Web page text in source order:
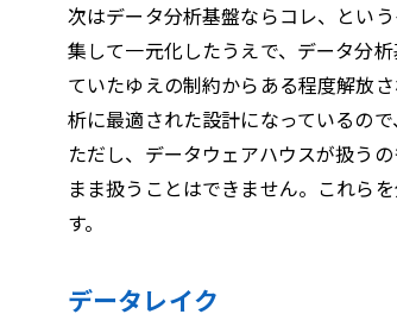
次はデータ分析基盤ならコレ、とい
集して一元化したうえで、データ分
ていたゆえの制約からある程度解放
析に最適された設計になっているの
ただし、データウェアハウスが扱う
まま扱うことはできません。これら
す。
データレイク